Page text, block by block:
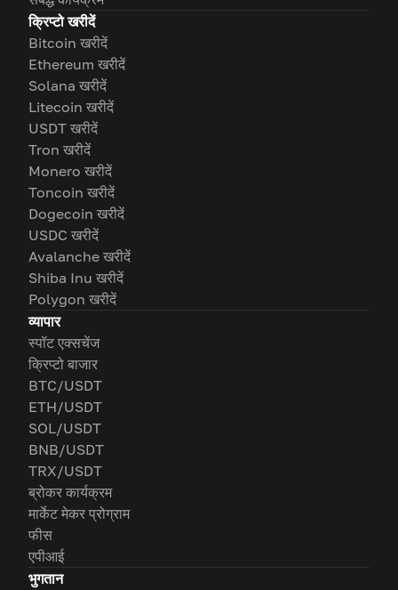
क्रिप्टो खरीदें
Bitcoin खरीदें
Ethereum खरीदें
Solana खरीदें
Litecoin खरीदें
USDT खरीदें
Tron खरीदें
Monero खरीदें
Toncoin खरीदें
Dogecoin खरीदें
USDC खरीदें
Avalanche खरीदें
Shiba Inu खरीदें
Polygon खरीदें
व्यापार
स्पॉट एक्सचेंज
क्रिप्टो बाजार
BTC/USDT
ETH/USDT
SOL/USDT
BNB/USDT
TRX/USDT
ब्रोकर कार्यक्रम
मार्केट मेकर प्रोग्राम
फीस
एपीआई
भुगतान